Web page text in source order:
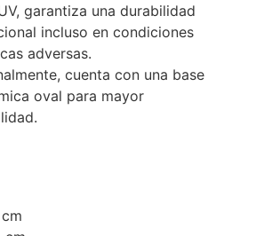
garantiza una durabilidad
incluso en condiciones
adversas.
cuenta con una base
oval para mayor